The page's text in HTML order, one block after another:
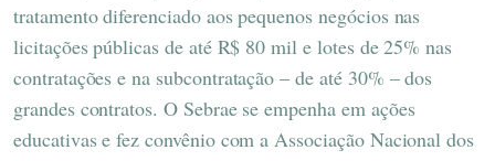
tratamento diferenciado aos pequenos negócios nas
licitações públicas de até R$ 80 mil e lotes de 25% nas
contratações e na subcontratação – de até 30% – dos
grandes contratos. O Sebrae se empenha em ações
educativas e fez convênio com a Associação Nacional dos